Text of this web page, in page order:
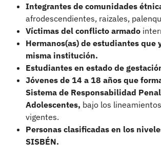
Integrantes de comunidades
afrodescendientes, raizales,
Víctimas del conflicto armado
Hermanos(as) de estudiantes que
misma institución.
Estudiantes en estado de
Jóvenes de 14 a 18 años que
Sistema de Responsabilidad
Adolescentes, bajo los
vigentes.
Personas clasificadas en los
SISBÉN.